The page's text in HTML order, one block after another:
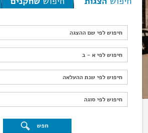
חיפוש לפי שם ההצגה
חיפוש לפי א - ב
חיפוש לפי א - ב
חיפוש לפי שנת ההעלאה
חיפוש לפי שנת ההעלאה
חיפוש לפי סוגה
חיפוש לפי סוגה
חפש